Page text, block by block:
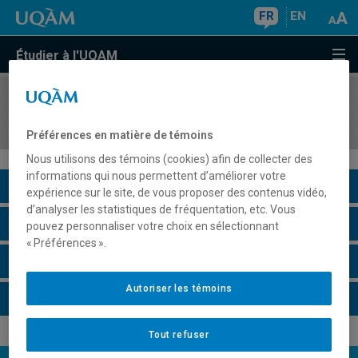
FR EN
Étudier à l'UQAM
COURS//
Description du cours
Horaire - Été 2026
Préférences en matière de témoins
Nous utilisons des témoins (cookies) afin de collecter des
informations qui nous permettent d’améliorer votre
expérience sur le site, de vous proposer des contenus vidéo,
d’analyser les statistiques de fréquentation, etc. Vous
pouvez personnaliser votre choix en sélectionnant
« Préférences ».
Tout refuser
Autoriser les témoins